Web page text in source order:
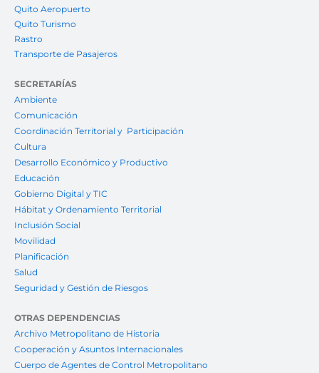
Quito Aeropuerto
Quito Turismo
Rastro
Transporte de Pasajeros
SECRETARÍAS
Ambiente
Comunicación
Coordinación Territorial y Participación
Cultura
Desarrollo Económico y Productivo
Educación
Gobierno Digital y TIC
Hábitat y Ordenamiento Territorial
Inclusión Social
Movilidad
Planificación
Salud
Seguridad y Gestión de Riesgos
OTRAS DEPENDENCIAS
Archivo Metropolitano de Historia
Cooperación y Asuntos Internacionales
Cuerpo de Agentes de Control Metropolitano